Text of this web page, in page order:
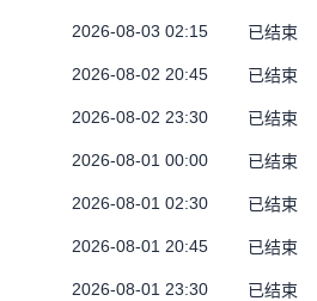
2026-08-03 02:15 已结束
2026-08-02 20:45 已结束
2026-08-02 23:30 已结束
2026-08-01 00:00 已结束
2026-08-01 02:30 已结束
2026-08-01 20:45 已结束
2026-08-01 23:30 已结束